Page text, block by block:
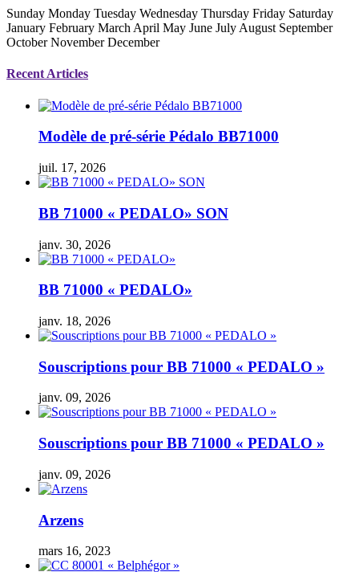
Sunday Monday Tuesday Wednesday Thursday Friday Saturday
January February March April May June July August September
October November December
Recent Articles
Modèle de pré-série Pédalo BB71000
juil. 17, 2026
BB 71000 « PEDALO» SON
janv. 30, 2026
BB 71000 « PEDALO»
janv. 18, 2026
Souscriptions pour BB 71000 « PEDALO »
janv. 09, 2026
Souscriptions pour BB 71000 « PEDALO »
janv. 09, 2026
Arzens
mars 16, 2023